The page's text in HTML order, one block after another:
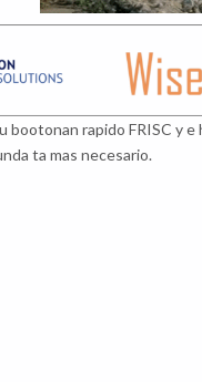
bootonan rapido FRISC y
ta mas necesario.